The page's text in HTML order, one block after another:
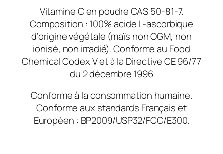
Vitamine C en poudre CAS 50-81-7.
Composition : 100% acide L-ascorbique
d’origine végétale (maïs non OGM, non
ionisé, non irradié). Conforme au Food
Chemical Codex V et à la Directive CE 96/77
du 2 décembre 1996
Conforme à la consommation humaine.
Conforme aux standards Français et
Européen : BP2009/USP32/FCC/E300.